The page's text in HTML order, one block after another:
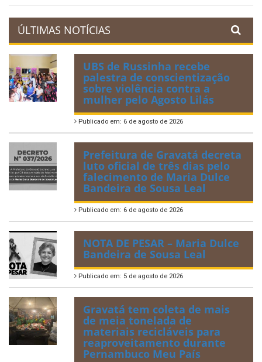
ÚLTIMAS NOTÍCIAS
UBS de Russinha recebe
palestra de conscientização
sobre violência contra a
mulher pelo Agosto Lilás
Publicado em: 6 de agosto de 2026
Prefeitura de Gravatá decreta
luto oficial de três dias pelo
falecimento de Maria Dulce
Bandeira de Sousa Leal
Publicado em: 6 de agosto de 2026
NOTA DE PESAR – Maria Dulce
Bandeira de Sousa Leal
Publicado em: 5 de agosto de 2026
Gravatá tem coleta de mais
de meia tonelada de
materiais recicláveis para
reaproveitamento durante
Pernambuco Meu País